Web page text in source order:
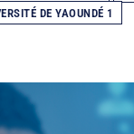
DE YAOUNDÉ 1